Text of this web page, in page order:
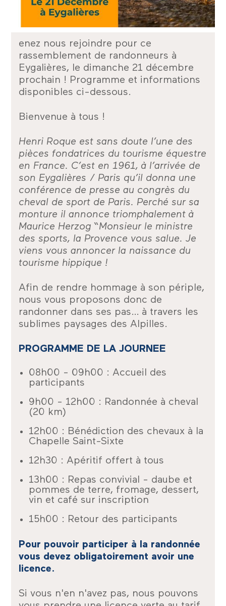
enez nous rejoindre pour ce
rassemblement de randonneurs à
Eygalières, le dimanche 21 décembre
prochain ! Programme et informations
disponibles ci-dessous.
Bienvenue à tous !
Henri Roque est sans doute l’une des
pièces fondatrices du tourisme équestre
en France. C’est en 1961, à l’arrivée de
son Eygalières / Paris qu’il donna une
conférence de presse au congrès du
cheval de sport de Paris. Perché sur sa
monture il annonce triomphalement à
Maurice Herzog “Monsieur le ministre
des sports, la Provence vous salue. Je
viens vous annoncer la naissance du
tourisme hippique !
Afin de rendre hommage à son périple,
nous vous proposons donc de
randonner dans ses pas… à travers les
sublimes paysages des Alpilles.
PROGRAMME DE LA JOURNEE
08h00 - 09h00 : Accueil des
participants
9h00 - 12h00 : Randonnée à cheval
(20 km)
12h00 : Bénédiction des chevaux à la
Chapelle Saint-Sixte
12h30 : Apéritif offert à tous
13h00 : Repas convivial - daube et
pommes de terre, fromage, dessert,
vin et café sur inscription
15h00 : Retour des participants
Pour pouvoir participer à la randonnée
vous devez obligatoirement avoir une
licence.
Si vous n'en n'avez pas, nous pouvons